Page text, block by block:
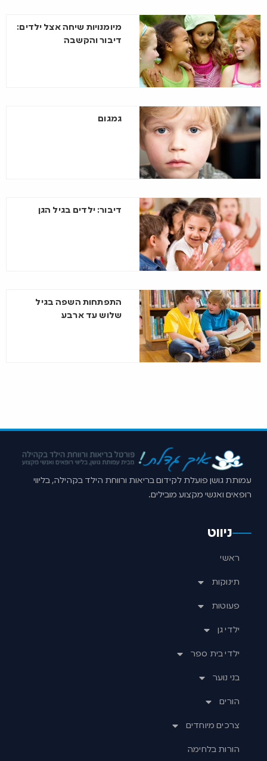
מיומנויות שיחה אצל ילדים:
דיבור והקשבה
גמגום
דיבור: ילדים בגיל הגן
התפתחות השפה בגיל
שלוש עד ארבע
עמותת גושן פועלת לקידום בריאות ורווחת הילד בקהילה, בליווי
רופאים ואנשי מקצוע מובילים.
ניווט
ראשי
תינוקות
פעוטות
ילדי גן
ילדי בית ספר
בני נוער
הורים
צרכים מיוחדים
הורות בלחימה